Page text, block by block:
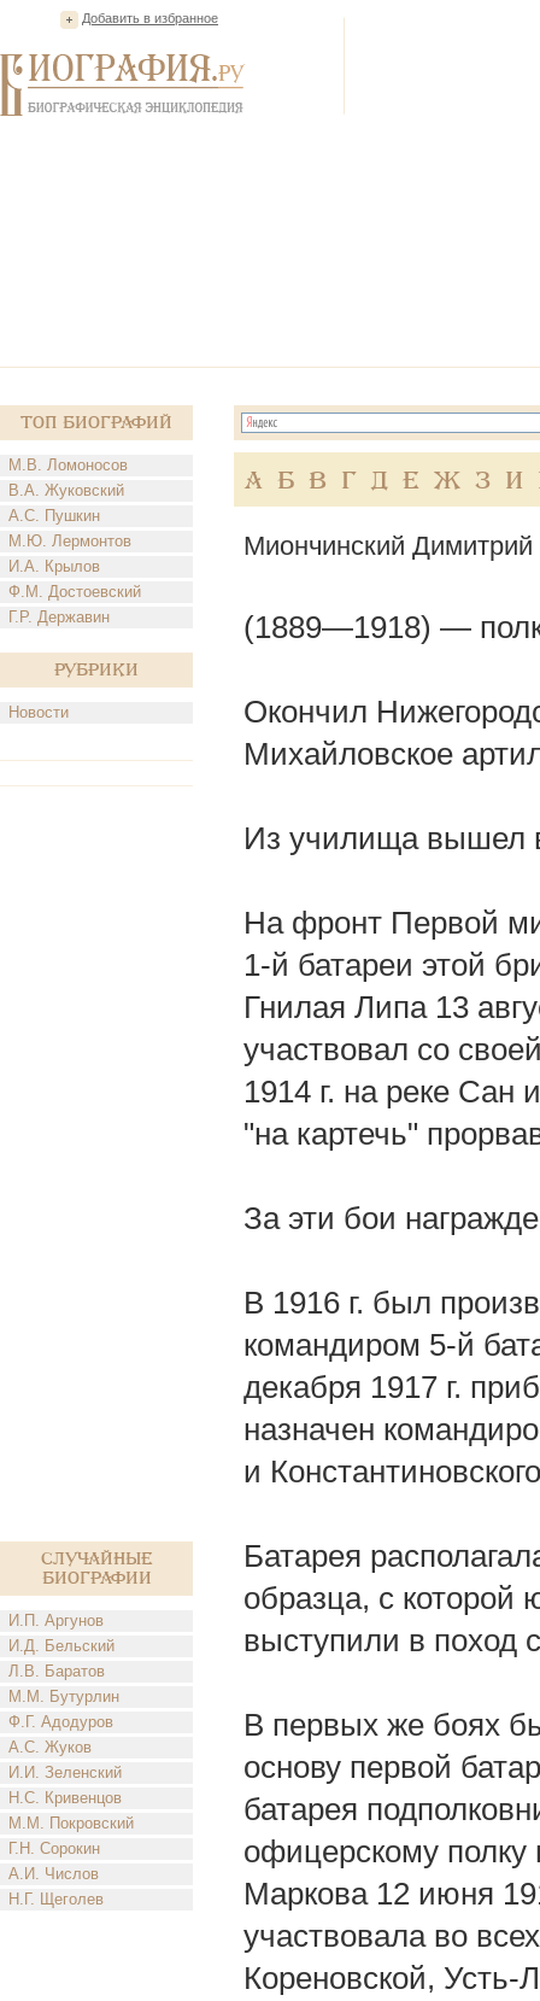
Добавить в избранное
Топ Биографий
М.В. Ломоносов
В.А. Жуковский
А.С. Пушкин
М.Ю. Лермонтов
И.А. Крылов
Ф.М. Достоевский
Г.Р. Державин
Рубрики
Новости
Случайные
биографии
И.П. Аргунов
И.Д. Бельский
Л.В. Баратов
М.М. Бутурлин
Ф.Г. Адодуров
А.С. Жуков
И.И. Зеленский
Н.С. Кривенцов
М.М. Покровский
Г.Н. Сорокин
А.И. Числов
Н.Г. Щеголев
А Б В Г Д Е Ж З И
Миончинский
(1889—1918) —
Окончил
Михайловское
Из училища вышел
На фронт Первой
1-й батареи этой
Гнилая Липа 13
участвовал со
1914 г. на реке Сан
"на картечь"
За эти бои
В 1916 г. был
командиром 5-й
декабря 1917 г.
назначен
и
Батарея
образца, с которой
выступили в поход
В первых же боях
основу первой
батарея
офицерскому полку
Маркова 12 июня
участвовала во
Кореновской, Усть-